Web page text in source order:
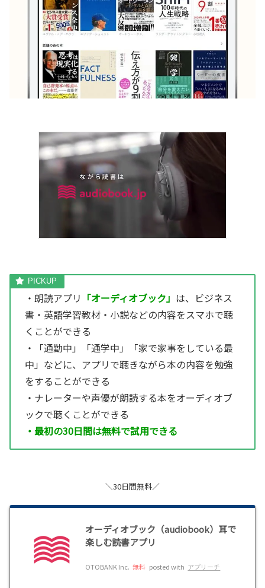
・朗読アプリ 「オーディオブック」 は、ビジネス
書・英語学習教材・小説などの内容をスマホで聴
くことができる
・「通勤中」「通学中」「家で家事をしている最
中」などに、アプリで聴きながら本の内容を勉強
をすることができる
・ナレーターや声優が朗読する本をオーディオブ
ックで聴くことができる
・最初の30日間は無料で試用できる
＼30日間無料／
オーディオブック（audiobook）耳で
楽しむ読書アプリ
OTOBANK Inc. 無料 posted with アプリーチ